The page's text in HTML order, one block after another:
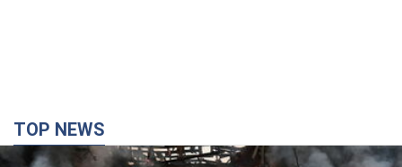
TOP NEWS